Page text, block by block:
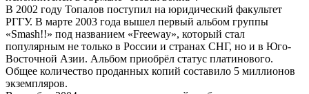
В 2002 году Топалов поступил на юридический факультет
РГГУ. В марте 2003 года вышел первый альбом группы
«Smash!!» под названием «Freeway», который стал
популярным не только в России и странах СНГ, но и в Юго-
Восточной Азии. Альбом приобрёл статус платинового.
Общее количество проданных копий составило 5 миллионов
экземпляров.